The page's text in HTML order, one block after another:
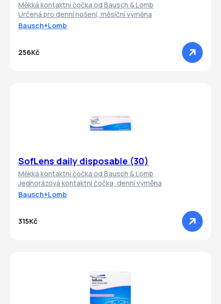
Měkká kontaktní čočka od Bausch & Lomb
Určená pro denní nošení, měsíční výměna
Bausch+Lomb
256Kč
SofLens daily disposable (30)
Měkká kontaktní čočka od Bausch & Lomb
Jednorázová kontaktní čočka, denní výměna
Bausch+Lomb
315Kč